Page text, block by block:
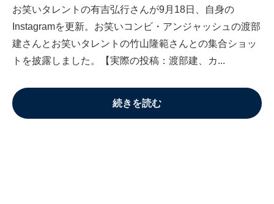
お笑いタレントの有吉弘行さんが9月18日、自身の
Instagramを更新。お笑いコンビ・アンジャッシュの渡部
建さんとお笑いタレントの竹山隆範さんとの集合ショッ
トを披露しました。【実際の投稿：渡部建、カ...
続きを読む